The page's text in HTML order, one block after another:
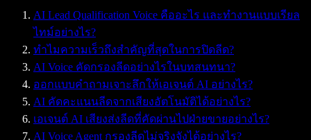
AI Lead Qualification Voice คืออะไร และทำงานแบบเรียล
ไทม์อย่างไร?
ทำไมความเร็วถึงสำคัญที่สุดในการปิดลีด?
AI Voice คัดกรองลีดอย่างไรในบทสนทนา?
ออกแบบคำถามเจาะลึกให้เอเจนต์ AI อย่างไร?
AI คัดคะแนนลีดจากเสียงอัตโนมัติได้อย่างไร?
เอเจนต์ AI เสียงส่งลีดที่คัดผ่านไปฝ่ายขายอย่างไร?
AI Voice Agent กรองลีดไม่จริงจังได้อย่างไร?